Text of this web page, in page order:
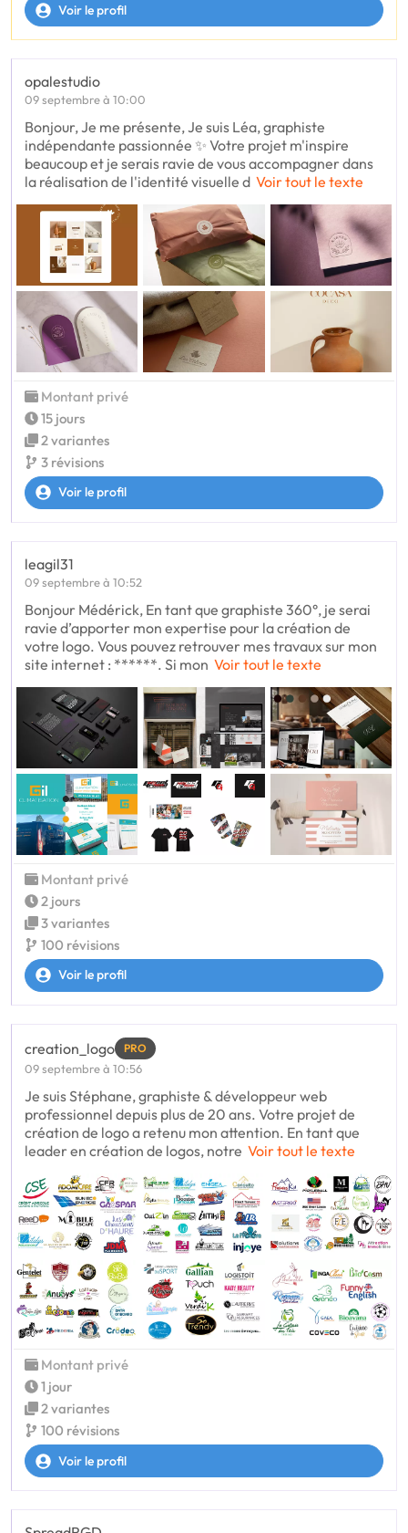
Voir le profil
opalestudio
09 septembre à 10:00
Bonjour, Je me présente, Je suis Léa, graphiste
indépendante passionnée ✨ Votre projet m'inspire
beaucoup et je serais ravie de vous accompagner dans
la réalisation de l'identité visuelle d Voir tout le texte
Montant privé
15 jours
2 variantes
3 révisions
Voir le profil
leagil31
09 septembre à 10:52
Bonjour Médérick, En tant que graphiste 360°, je serai
ravie d’apporter mon expertise pour la création de
votre logo. Vous pouvez retrouver mes travaux sur mon
site internet : ******. Si mon Voir tout le texte
Montant privé
2 jours
3 variantes
100 révisions
Voir le profil
creation_logo PRO
09 septembre à 10:56
Je suis Stéphane, graphiste & développeur web
professionnel depuis plus de 20 ans. Votre projet de
création de logo a retenu mon attention. En tant que
leader en création de logos, notre Voir tout le texte
Montant privé
1 jour
2 variantes
100 révisions
Voir le profil